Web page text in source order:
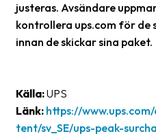
Job
&
archive
Contact
justeras. Avsändare
kontrollera ups.com för de
innan de skickar sina paket.
Källa:UPS
Länk: https://
tent/sv_SE/ups-peak-